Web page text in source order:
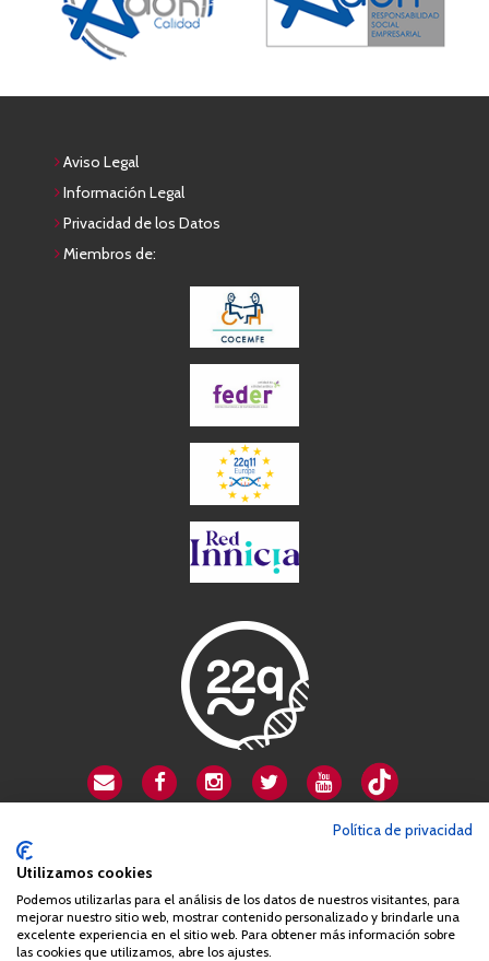
Aviso Legal
Información Legal
Privacidad de los Datos
Miembros de:
+34 663 812 863
Política de privacidad
Utilizamos cookies
Podemos utilizarlas para el análisis de los datos de nuestros visitantes, para
mejorar nuestro sitio web, mostrar contenido personalizado y brindarle una
excelente experiencia en el sitio web. Para obtener más información sobre
las cookies que utilizamos, abre los ajustes.